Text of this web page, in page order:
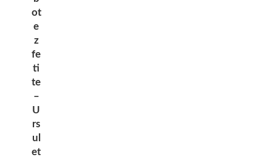
ot
e
z
fe
ti
te
–
U
rs
ul
et